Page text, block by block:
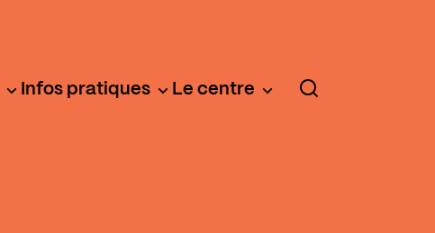
Infos pratiques Le centre